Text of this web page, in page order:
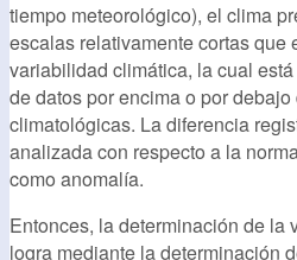
tiempo meteorológico), el clima
escalas relativamente cortas que
variabilidad climática, la cual
de datos por encima o por
climatológicas. La diferencia
analizada con respecto a la
como anomalía.
Entonces, la determinación de la
logra mediante la determinación